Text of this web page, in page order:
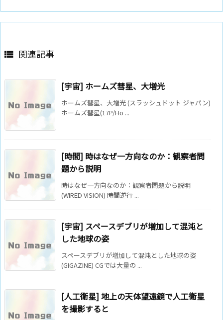
 関連記事
[宇宙] ホームズ彗星、大増光
ホームズ彗星、大増光 (スラッシュドット ジャパン)
ホームズ彗星(17P/Ho ...
[時間] 時はなぜ一方向なのか：観察者問
題から説明
時はなぜ一方向なのか：観察者問題から説明
(WIRED VISION) 時間逆行 ...
[宇宙] スペースデブリが増加して混沌と
した地球の姿
スペースデブリが増加して混沌とした地球の姿
(GIGAZINE) CGでは大量の ...
[人工衛星] 地上の天体望遠鏡で人工衛星
を撮影すると